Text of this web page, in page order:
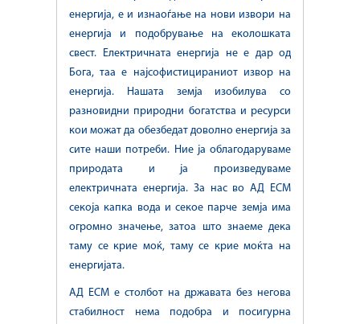
енергија, е и изнаоѓање на нови извори на
енергија и подобрување на еколошката
свест. Електричната енергија не е дар од
Бога, таа е најсофистицираниот извор на
енергија. Нашата земја изобилува со
разновидни природни богатства и ресурси
кои можат да обезбедат доволно енергија за
сите наши потреби. Ние ја облагодаруваме
природата и ја произведуваме
електричната енергија. За нас во АД ЕСМ
секоја капка вода и секое парче земја има
огромно значење, затоа што знаеме дека
таму се крие моќ, таму се крие моќта на
енергијата.
АД ЕСМ е столбот на државата без негова
стабилност нема подобра и посигурна